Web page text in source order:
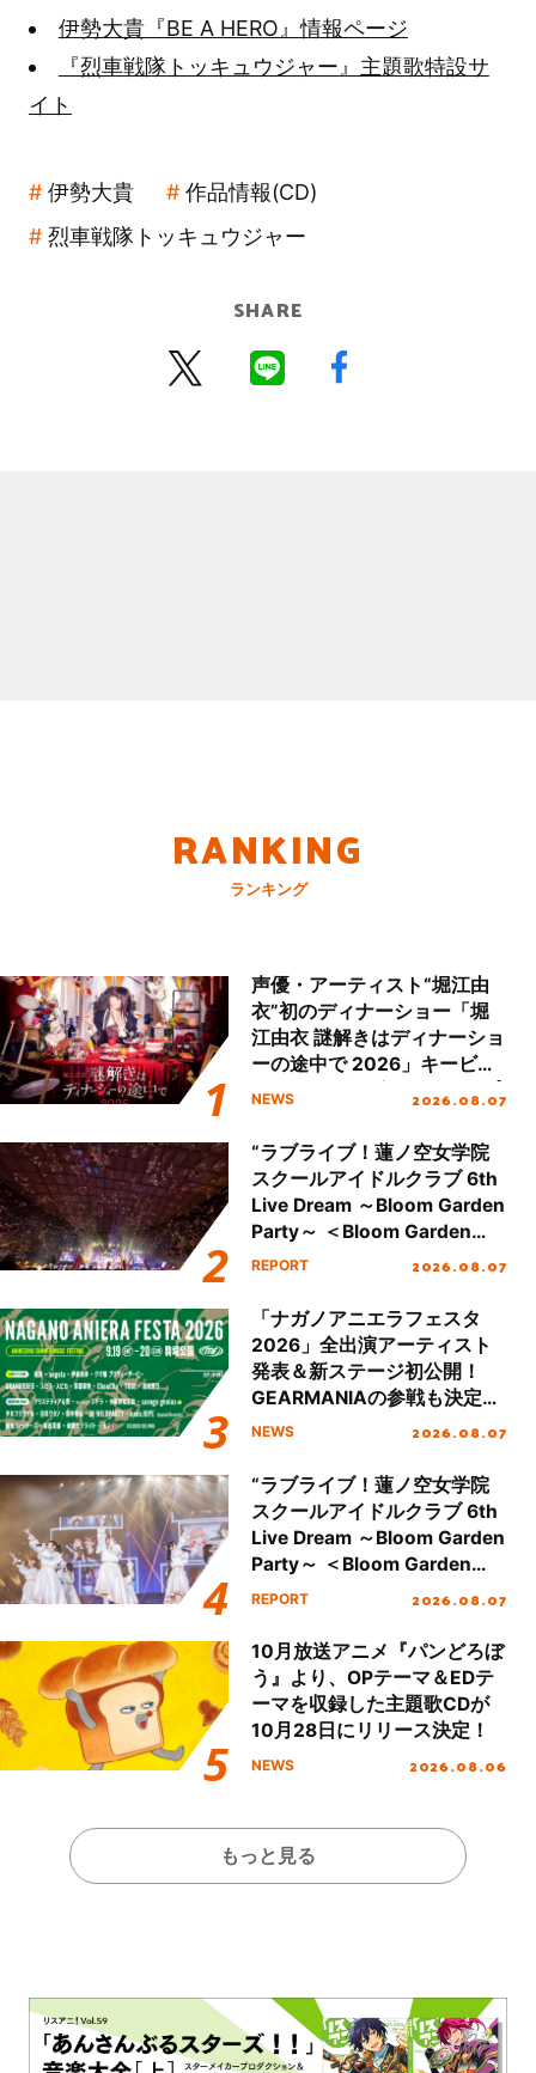
伊勢大貴『BE A HERO』情報ページ
『烈車戦隊トッキュウジャー』主題歌特設サ
イト
伊勢大貴
作品情報(CD)
烈車戦隊トッキュウジャー
SHARE
RANKING
ランキング
声優・アーティスト“堀江由
衣”初のディナーショー「堀
江由衣 謎解きはディナーショ
ーの途中で 2026」キービジ
ュアル＆グッズラインナップ
NEWS 2026.08.07
“ラブライブ！蓮ノ空女学院
スクールアイドルクラブ 6th
Live Dream ～Bloom Garden
Party～ ＜Bloom Garden
Party Stage／埼玉公演＞”
REPORT 2026.08.07
「ナガノアニエラフェスタ
2026」全出演アーティスト
発表＆新ステージ初公開！
GEARMANIAの参戦も決定
し、初となる第3ステージの
NEWS 2026.08.07
“ラブライブ！蓮ノ空女学院
スクールアイドルクラブ 6th
Live Dream ～Bloom Garden
Party～ ＜Bloom Garden
Party Stage／埼玉公演＞”
REPORT 2026.08.07
10月放送アニメ『パンどろぼ
う』より、OPテーマ＆EDテ
ーマを収録した主題歌CDが
10月28日にリリース決定！
NEWS 2026.08.06
もっと見る